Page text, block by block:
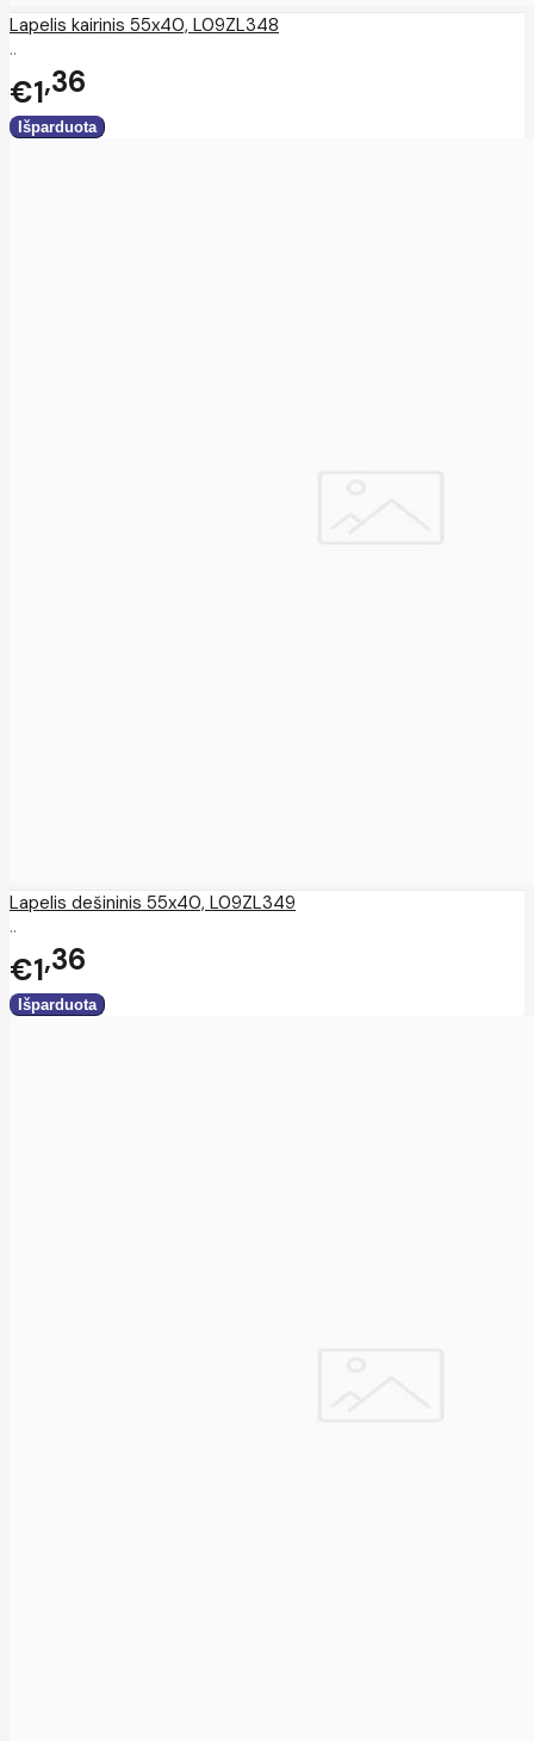
Lapelis kairinis 55x40, L09ZL348
..
€1 36
Lapelis dešininis 55x40, L09ZL349
..
€1 36